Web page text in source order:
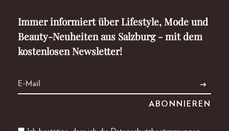
Immer informiert über Lifestyle, Mode und
Beauty-Neuheiten aus Salzburg - mit dem
kostenlosen Newsletter!